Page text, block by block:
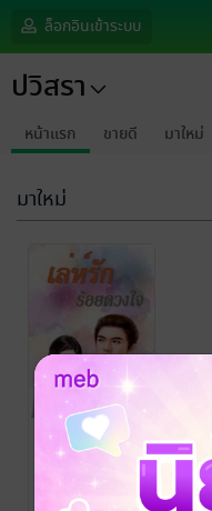
ล็อกอินเข้าระบบ
ปวิสรา
หน้าแรก ขายดี มาใหม่
มาใหม่
เล่ห์รักร้อย
ดวงใจ
ปวิสรา
นิยายโรมานซ์
3 Rating